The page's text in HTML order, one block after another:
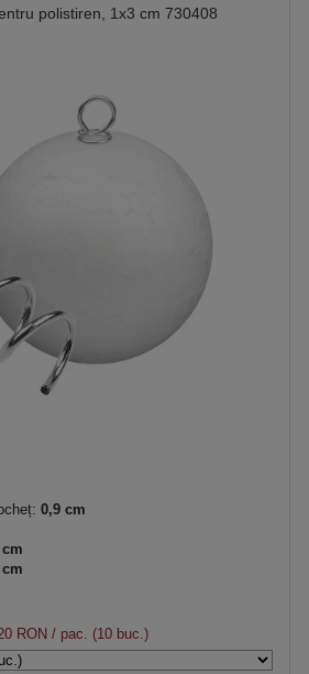
polistiren, 1x3 cm 730408
0,9 cm
cm
RON / pac. (10 buc.)